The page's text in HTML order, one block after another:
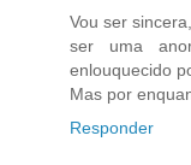
Vou ser
ser uma
enlouquecido
Mas por
Responder